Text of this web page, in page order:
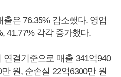
은 76.35% 감소했다. 영업
41.77% 각각 증가했다.
연결기준으로 매출 341억940
원, 순손실 22억6300만 원